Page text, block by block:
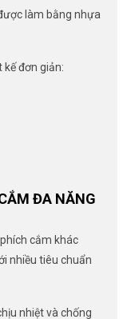
làm bằng nhựa
kế đơn giản:
ĐA NĂNG
cắm khác
nhiều tiêu chuẩn
nhiệt và chống